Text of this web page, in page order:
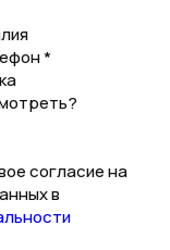
*
согласие на
в